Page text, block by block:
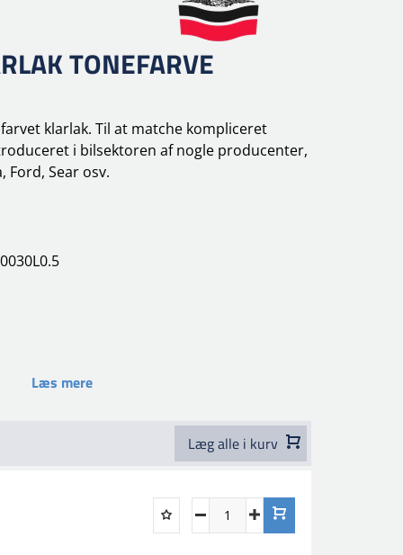
TONEFARVE
klarlak. Til at matche kompliceret
i bilsektoren af nogle producenter,
Ford, Sear osv.
Læs mere
Læg alle i kurv